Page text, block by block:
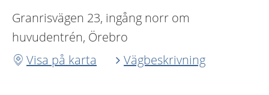
Granrisvägen 23, ingång norr om
huvudentrén, Örebro
Visa på karta
Vägbeskrivning